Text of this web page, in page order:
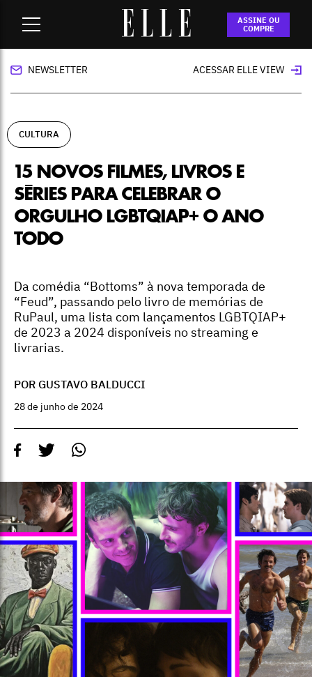
ASSINE OU
COMPRE
15 novos filmes, livros e séries para celebrar
o orgulho LGBTQIAP+ o ano todo
NEWSLETTER ACESSAR ELLE VIEW
CULTURA
15 NOVOS FILMES, LIVROS E
SÉRIES PARA CELEBRAR O
ORGULHO LGBTQIAP+ O ANO
TODO
Da comédia “Bottoms” à nova temporada de
“Feud”, passando pelo livro de memórias de
RuPaul, uma lista com lançamentos LGBTQIAP+
de 2023 a 2024 disponíveis no streaming e
livrarias.
POR GUSTAVO BALDUCCI
28 de junho de 2024